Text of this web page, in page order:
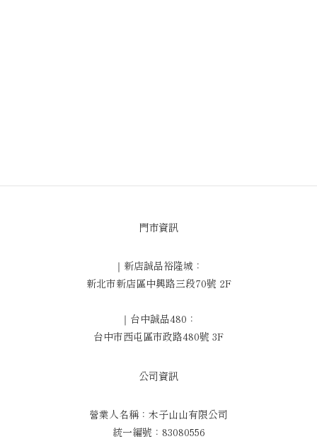
門市資訊
｜新店誠品裕隆城：
新北市新店區中興路三段70號 2F
｜台中誠品480：
台中市西屯區市政路480號 3F
公司資訊
營業人名稱：木子山山有限公司
統一編號：83080556